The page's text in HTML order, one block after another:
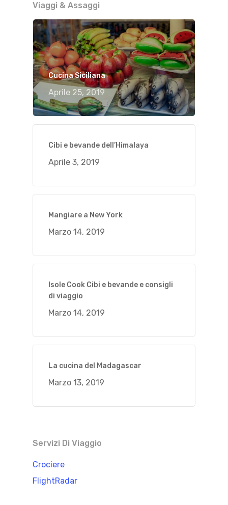
Viaggi & Assaggi
Cucina Siciliana
Aprile 25, 2019
Cibi e bevande dell’Himalaya
Aprile 3, 2019
Mangiare a New York
Marzo 14, 2019
Isole Cook Cibi e bevande e consigli
di viaggio
Marzo 14, 2019
La cucina del Madagascar
Marzo 13, 2019
Servizi Di Viaggio
Crociere
FlightRadar